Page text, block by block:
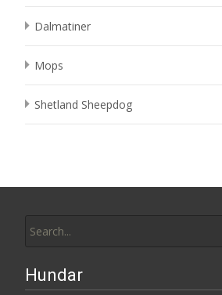
Dalmatiner
Mops
Shetland Sheepdog
for:
Hundar